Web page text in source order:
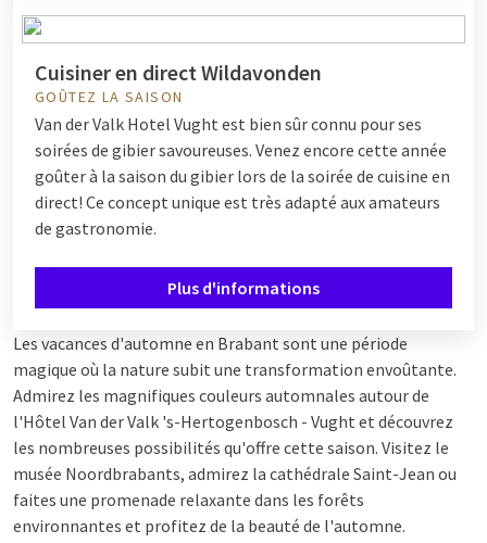
Cuisiner en direct Wildavonden
GOÛTEZ LA SAISON
Van der Valk Hotel Vught est bien sûr connu pour ses
soirées de gibier savoureuses. Venez encore cette année
goûter à la saison du gibier lors de la soirée de cuisine en
direct! Ce concept unique est très adapté aux amateurs
de gastronomie.
Plus d'informations
Les vacances d'automne en Brabant sont une période
magique où la nature subit une transformation envoûtante.
Admirez les magnifiques couleurs automnales autour de
l'Hôtel Van der Valk 's-Hertogenbosch - Vught et découvrez
les nombreuses possibilités qu'offre cette saison. Visitez le
musée Noordbrabants, admirez la cathédrale Saint-Jean ou
faites une promenade relaxante dans les forêts
environnantes et profitez de la beauté de l'automne.